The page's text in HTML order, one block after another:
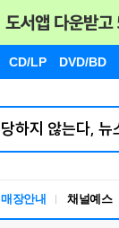
CD/LP DVD/BD
매장안내 채널예스